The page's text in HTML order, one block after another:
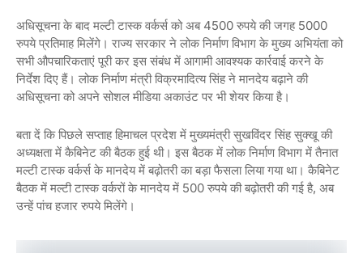
अधिसूचना के बाद मल्टी टास्क वर्कर्स को अब 4500 रुपये की जगह 5000
रुपये प्रतिमाह मिलेंगे। राज्य सरकार ने लोक निर्माण विभाग के मुख्य अभियंता को
सभी औपचारिकताएं पूरी कर इस संबंध में आगामी आवश्यक कार्रवाई करने के
निर्देश दिए हैं। लोक निर्माण मंत्री विक्रमादित्य सिंह ने मानदेय बढ़ाने की
अधिसूचना को अपने सोशल मीडिया अकाउंट पर भी शेयर किया है।
बता दें कि पिछले सप्ताह हिमाचल प्रदेश में मुख्यमंत्री सुखविंदर सिंह सुक्खू की
अध्यक्षता में कैबिनेट की बैठक हुई थी। इस बैठक में लोक निर्माण विभाग में तैनात
मल्टी टास्क वर्कर्स के मानदेय में बढ़ोतरी का बड़ा फैसला लिया गया था। कैबिनेट
बैठक में मल्टी टास्क वर्करों के मानदेय में 500 रुपये की बढ़ोतरी की गई है, अब
उन्हें पांच हजार रुपये मिलेंगे।